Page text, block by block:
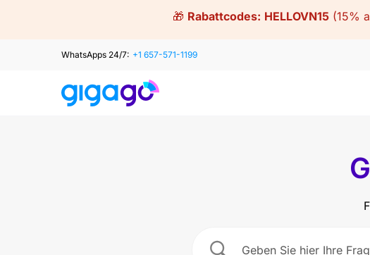
🎁 Rabattcodes: HELLOVN15 (15%
WhatsApps 24/7: +1 657-571-1199